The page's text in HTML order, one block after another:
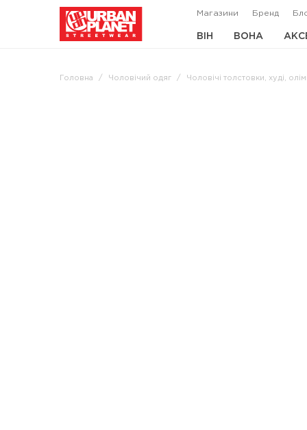
Магазини Бренд
ВІН ВОНА
Головна Чоловічий одяг Чоловічі толстовки, худі,